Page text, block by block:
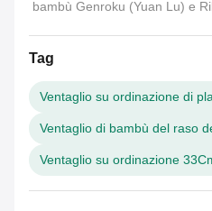
bambù Genroku (Yuan Lu) e
Tag
Ventaglio su ordinazione di
Ventaglio di bambù del raso
Ventaglio su ordinazione